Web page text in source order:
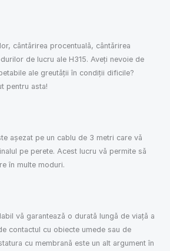
cântărirea procentuală, cântărirea
de lucru ale H315. Aveți nevoie de
ale greutății în condiții dificile?
pentru asta!
așezat pe un cablu de 3 metri care vă
pe perete. Acest lucru vă permite să
în multe moduri.
vă garantează o durată lungă de viață a
contactul cu obiecte umede sau de
cu membrană este un alt argument în